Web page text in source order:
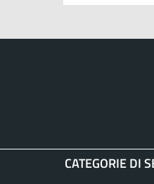
CATEGORIE DI